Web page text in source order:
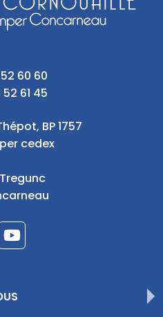
60 60
52 61 45
BP 1757
cedex
Tregunc